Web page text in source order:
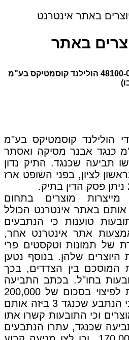
באתר אינטרנט
באתר
ת.א. (שלום ראשל"צ) 48100-04-13 הולילנד קוסמטיקס בע"מ
הולילנד קוסמטיקס בע"מ
כנגד אבנר מסיקה ואסתר
תביעה שכנגד. התיק נדון
לציון, בפני השופט ארז
מוצרים בתחום
אותם באתר אינטרנט הכולל
טוענות כי הנתבעים
אתר אינטרנט אחר,
של תמונות וטקסטים פרי
היוצרים שלהן. בנוסף נטען
המוסכם בין הצדדים, בכך
בחו"ל. בכתב התביעה
העיקרי עתרו התובעות לפיצוי בסכום של 200,000
₪. הנתבעים טוענים כי הנתבע שכנגד 3 ביזה אותם
וכי התובעות קשרו אתו
שכנגד, עתרו הנתבעים